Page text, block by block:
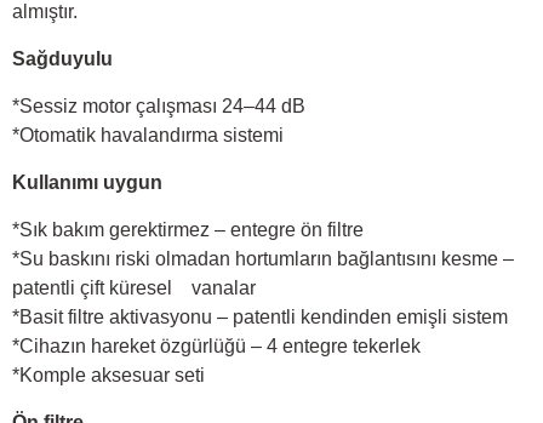
almıştır.
Sağduyulu
*Sessiz motor çalışması 24–44 dB
*Otomatik havalandırma sistemi
Kullanımı uygun
*Sık bakım gerektirmez – entegre ön filtre
*Su baskını riski olmadan hortumların bağlantısını kesme –
patentli çift küresel vanalar
*Basit filtre aktivasyonu – patentli kendinden emişli sistem
*Cihazın hareket özgürlüğü – 4 entegre tekerlek
*Komple aksesuar seti